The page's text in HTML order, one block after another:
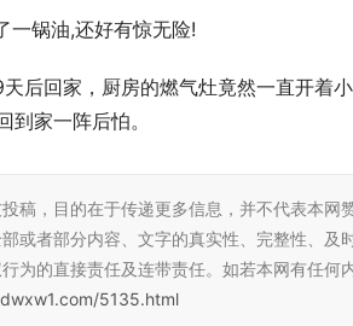
一锅油,还好有惊无险!
后回家，厨房的燃气灶竟然一直开着
到家一阵后怕。
稿，目的在于传递更多信息，并不代表本
或者部分内容、文字的真实性、完整性、及
为的直接责任及连带责任。如若本网有任
5135.html